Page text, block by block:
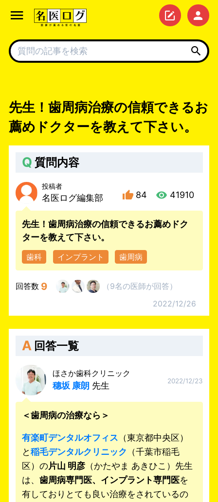
先生！歯周病治療の信頼できるお
薦めドクターを教えて下さい。
Q 質問内容
投稿者
名医ログ編集部 84 41910
先生！歯周病治療の信頼できるお薦めドク
ターを教えて下さい。
歯科 インプラント 歯周病
回答数 9 （9名の医師が回答）
2022/12/26
A 回答一覧
ほさか歯科クリニック
穗坂 康朗 先生 2022/12/23
＜歯周病の治療なら＞
有楽町デンタルオフィス （東京都中央区）
と稲毛デンタルクリニック （千葉市稲毛
区）の片山 明彦 （かたやま あきひこ）先生
は、 歯周病専門医、インプラント専門医を
有しておりとても良い治療をされているの